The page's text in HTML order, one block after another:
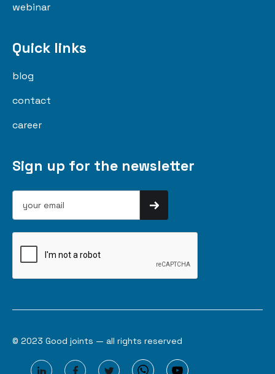
webinar
Quick links
blog
contact
career
Sign up for the newsletter
© 2023 Good joints — all rights reserved